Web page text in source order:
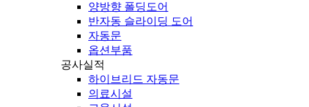
양방향 폴딩도어
반자동 슬라이딩 도어
자동문
옵션부품
공사실적
하이브리드 자동문
의료시설